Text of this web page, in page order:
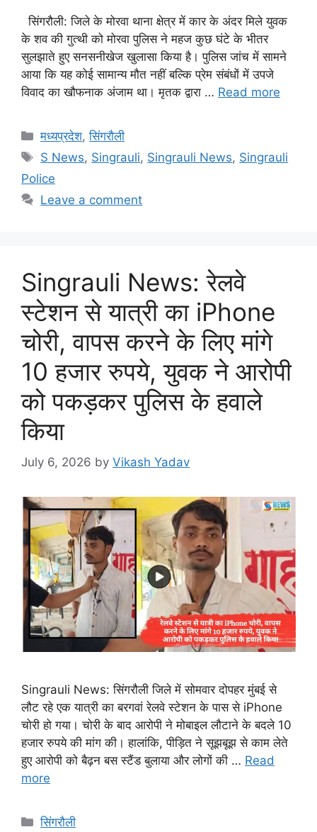
सिंगरौली: जिले के मोरवा थाना क्षेत्र में कार के अंदर मिले युवक
के शव की गुत्थी को मोरवा पुलिस ने महज कुछ घंटे के भीतर
सुलझाते हुए सनसनीखेज खुलासा किया है। पुलिस जांच में सामने
आया कि यह कोई सामान्य मौत नहीं बल्कि प्रेम संबंधों में उपजे
विवाद का खौफनाक अंजाम था। मृतक द्वारा … Read more
Categories
मध्यप्रदेश,सिंगरौली
Tags
S News, Singrauli, Singrauli News, Singrauli
Police
Leave a comment
Singrauli News: रेलवे
स्टेशन से यात्री का iPhone
चोरी, वापस करने के लिए मांगे
10 हजार रुपये, युवक ने आरोपी
को पकड़कर पुलिस के हवाले
किया
July 6, 2026 by Vikash Yadav
Singrauli News: सिंगरौली जिले में सोमवार दोपहर मुंबई से
लौट रहे एक यात्री का बरगवां रेलवे स्टेशन के पास से iPhone
चोरी हो गया। चोरी के बाद आरोपी ने मोबाइल लौटाने के बदले 10
हजार रुपये की मांग की। हालांकि, पीड़ित ने सूझबूझ से काम लेते
हुए आरोपी को बैढ़न बस स्टैंड बुलाया और लोगों की … Read
more
Categories
सिंगरौली